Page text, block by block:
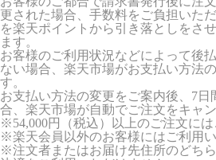
更された場合、手数料をご負担いた
を楽天ポイントから引き落としをさ
ます。
お客様のご利用状況などによって後
ない場合、楽天市場がお支払い方法
す。
お支払い方法の変更をご案内後、7
合、楽天市場が自動でご注文をキャ
※54,000円（税込）以上のご注文には
※楽天会員以外のお客様にはご利用い
※注文者またはお届け先住所のどち